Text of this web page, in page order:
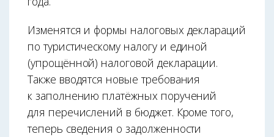
Изменятся и формы налоговых деклараций
по туристическому налогу и единой
(упрощённой) налоговой декларации.
Также вводятся новые требования
к заполнению платёжных поручений
для перечислений в бюджет. Кроме того,
теперь сведения о задолженности